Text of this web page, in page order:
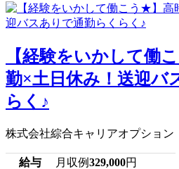
【経験をいかして働
勤×土日休み！送迎バ
らく♪
株式会社綜合キャリアオプション
給与 月収例329,000円